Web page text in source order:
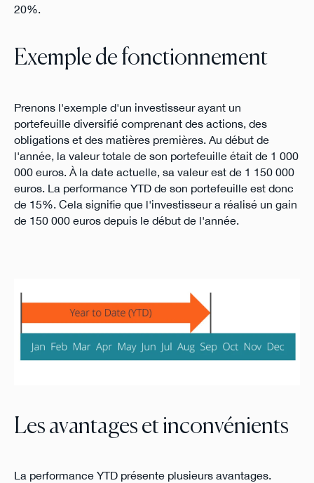
20%.
Exemple de fonctionnement
Prenons l'exemple d'un investisseur ayant un
portefeuille diversifié comprenant des actions, des
obligations et des matières premières. Au début de
l'année, la valeur totale de son portefeuille était de 1 000
000 euros. À la date actuelle, sa valeur est de 1 150 000
euros. La performance YTD de son portefeuille est donc
de 15%. Cela signifie que l'investisseur a réalisé un gain
de 150 000 euros depuis le début de l'année.
Les avantages et inconvénients
La performance YTD présente plusieurs avantages.